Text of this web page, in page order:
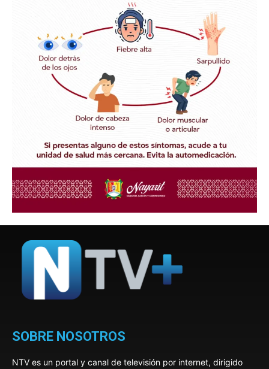
SOBRE NOSOTROS
NTV es un portal y canal de televisión por internet, dirigido